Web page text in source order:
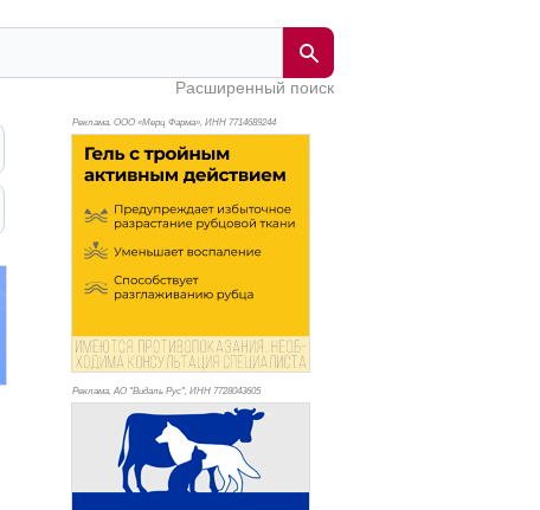
Расширенный поиск
Реклама. ООО «Мерц Фарма», ИНН 7714689244
Реклама. АО "Видаль Рус", ИНН 7728043605